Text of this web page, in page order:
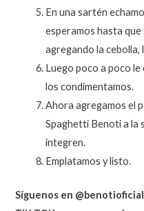
En una sartén
esperamos hasta que
agregando la cebolla,
Luego poco a poco le
los condimentamos.
Ahora agregamos el
Spaghetti Benoti a la
integren.
Emplatamos y listo.
Síguenos en @benotioficial